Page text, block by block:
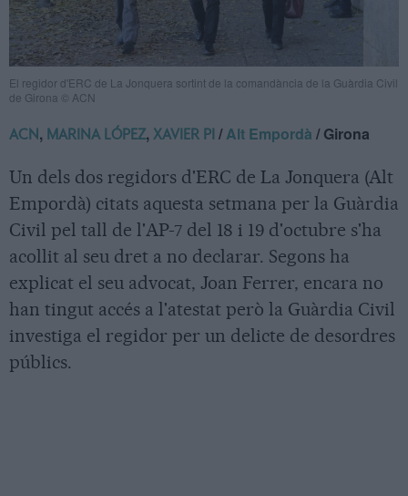
El regidor d'ERC de La Jonquera sortint de la comandància de la Guàrdia Civil
de Girona © ACN
ACN, MARINA LÓPEZ, XAVIER PI /Alt Empordà / Girona
Un dels dos regidors d'ERC de La Jonquera (Alt
Empordà) citats aquesta setmana per la Guàrdia
Civil pel tall de l'AP-7 del 18 i 19 d'octubre s'ha
acollit al seu dret a no declarar. Segons ha
explicat el seu advocat, Joan Ferrer, encara no
han tingut accés a l'atestat però la Guàrdia Civil
investiga el regidor per un delicte de desordres
públics.